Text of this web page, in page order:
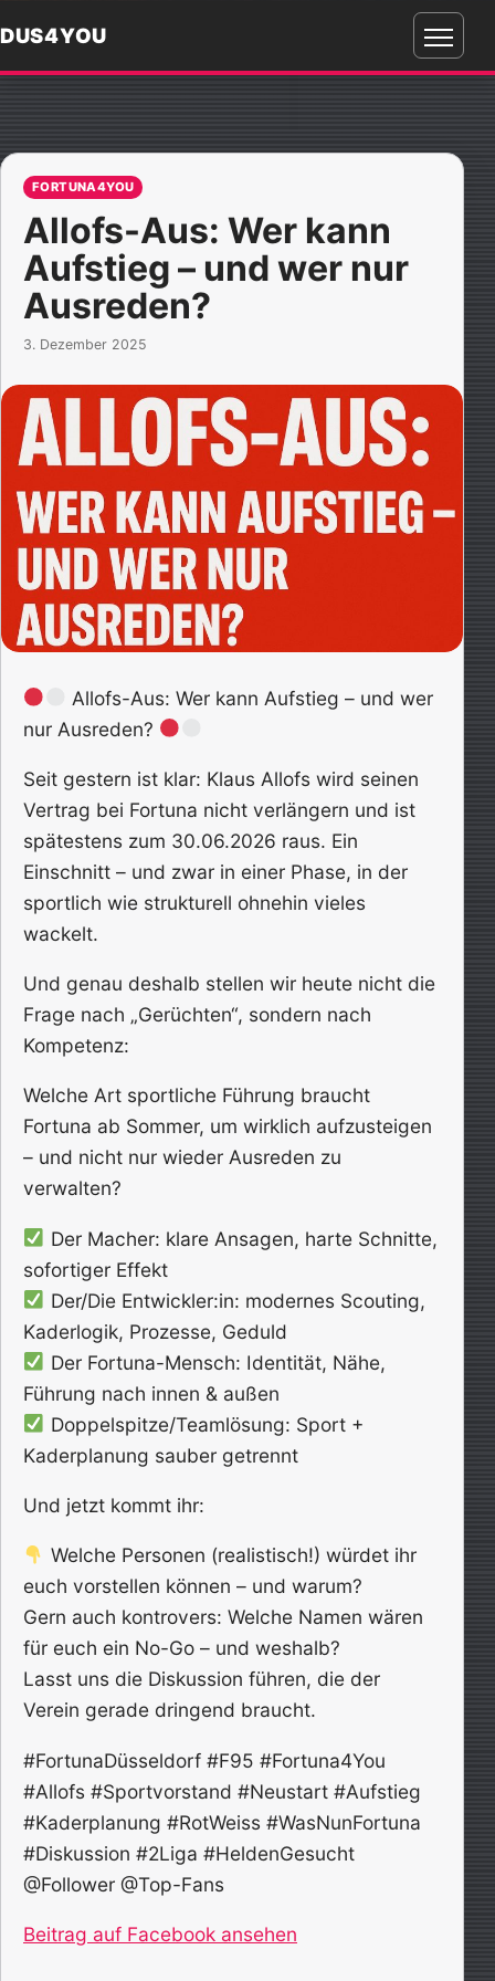
DUS4YOU
Menü
FORTUNA4YOU
Allofs-Aus: Wer kann
Aufstieg – und wer nur
Ausreden?
3. Dezember 2025
Allofs-Aus: Wer kann Aufstieg – und wer
nur Ausreden?
Seit gestern ist klar: Klaus Allofs wird seinen
Vertrag bei Fortuna nicht verlängern und ist
spätestens zum 30.06.2026 raus. Ein
Einschnitt – und zwar in einer Phase, in der
sportlich wie strukturell ohnehin vieles
wackelt.
Und genau deshalb stellen wir heute nicht die
Frage nach „Gerüchten“, sondern nach
Kompetenz:
Welche Art sportliche Führung braucht
Fortuna ab Sommer, um wirklich aufzusteigen
– und nicht nur wieder Ausreden zu
verwalten?
Der Macher: klare Ansagen, harte Schnitte,
sofortiger Effekt
Der/Die Entwickler:in: modernes Scouting,
Kaderlogik, Prozesse, Geduld
Der Fortuna-Mensch: Identität, Nähe,
Führung nach innen & außen
Doppelspitze/Teamlösung: Sport +
Kaderplanung sauber getrennt
Und jetzt kommt ihr:
Welche Personen (realistisch!) würdet ihr
euch vorstellen können – und warum?
Gern auch kontrovers: Welche Namen wären
für euch ein No-Go – und weshalb?
Lasst uns die Diskussion führen, die der
Verein gerade dringend braucht.
#FortunaDüsseldorf #F95 #Fortuna4You
#Allofs #Sportvorstand #Neustart #Aufstieg
#Kaderplanung #RotWeiss #WasNunFortuna
#Diskussion #2Liga #HeldenGesucht
@Follower @Top-Fans
Beitrag auf Facebook ansehen